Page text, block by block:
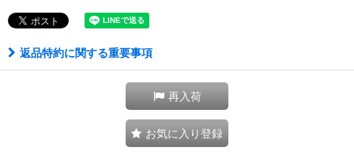
返品特約に関する重要事項
再入荷
お気に入り登録